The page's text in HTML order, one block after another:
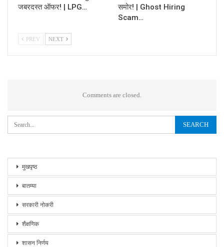
जबरदस्त ऑफर! | LPG…
समोर! | Ghost Hiring
Scam…
PREV NEXT
Comments are closed.
मुखपृष्ठ
बातम्या
सरकारी नोकरी
शैक्षणिक
शासन निर्णय